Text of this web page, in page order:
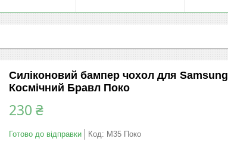
Силіконовий бампер чохол для
Космічний Бравл Поко
230 ₴
Готово до відправки Код: M35 Поко